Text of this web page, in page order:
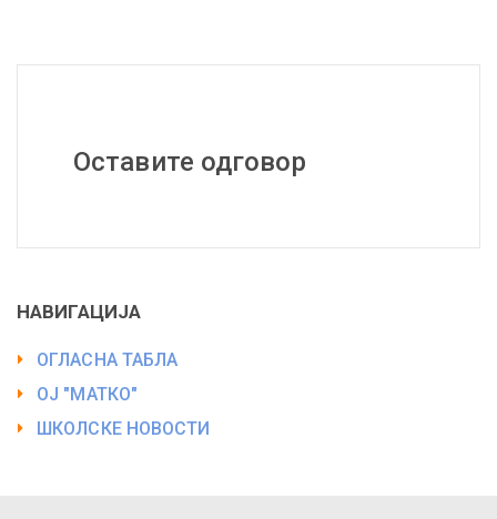
Оставите одговор
НАВИГАЦИЈА
ОГЛАСНА ТАБЛА
ОЈ "МАТКО"
ШКОЛСКЕ НОВОСТИ